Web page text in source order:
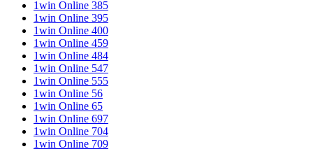
1win Online 385
1win Online 395
1win Online 400
1win Online 459
1win Online 484
1win Online 547
1win Online 555
1win Online 56
1win Online 65
1win Online 697
1win Online 704
1win Online 709